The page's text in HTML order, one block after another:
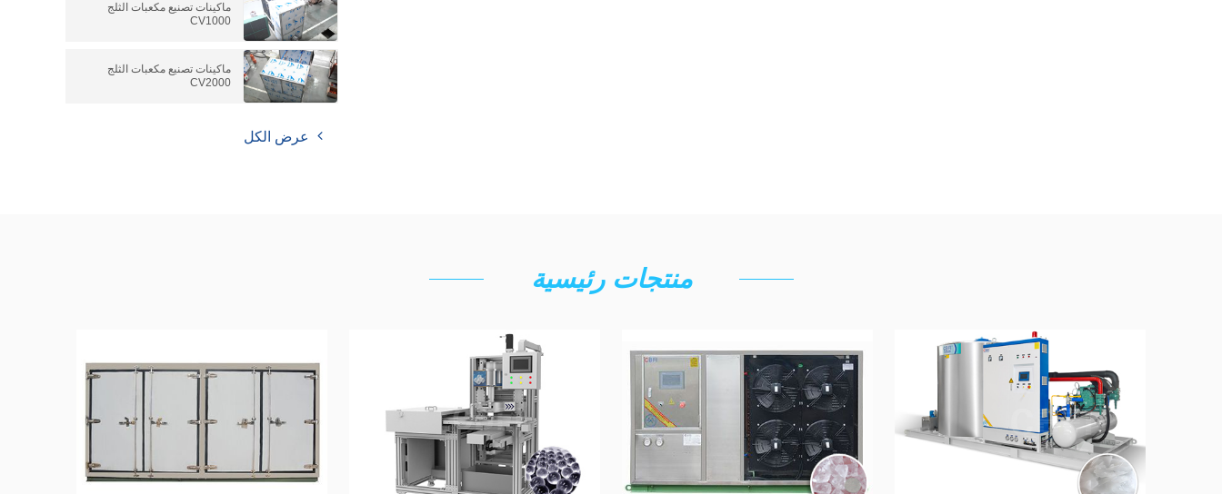
ماكينات تصنيع مكعبات الثلج
CV1000
ماكينات تصنيع مكعبات الثلج
CV2000
عرض الكل
منتجات رئيسية